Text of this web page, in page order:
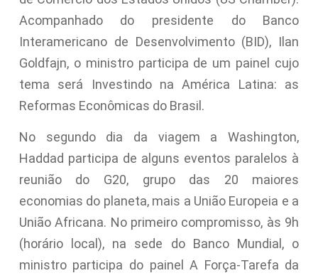
Acompanhado do presidente do Banco
Interamericano de Desenvolvimento (BID), Ilan
Goldfajn, o ministro participa de um painel cujo
tema será Investindo na América Latina: as
Reformas Econômicas do Brasil.
No segundo dia da viagem a Washington,
Haddad participa de alguns eventos paralelos à
reunião do G20, grupo das 20 maiores
economias do planeta, mais a União Europeia e a
União Africana. No primeiro compromisso, às 9h
(horário local), na sede do Banco Mundial, o
ministro participa do painel A Força-Tarefa da